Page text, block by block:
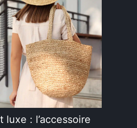
luxe : l’accessoire